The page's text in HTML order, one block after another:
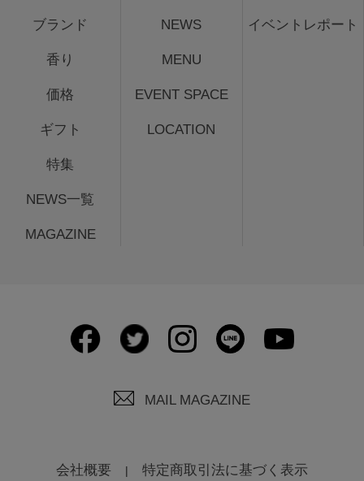
ブランド
香り
価格
ギフト
特集
NEWS一覧
MAGAZINE
NEWS
MENU
EVENT SPACE
LOCATION
イベントレポート
MAIL MAGAZINE
会社概要 特定商取引法に基づく表示